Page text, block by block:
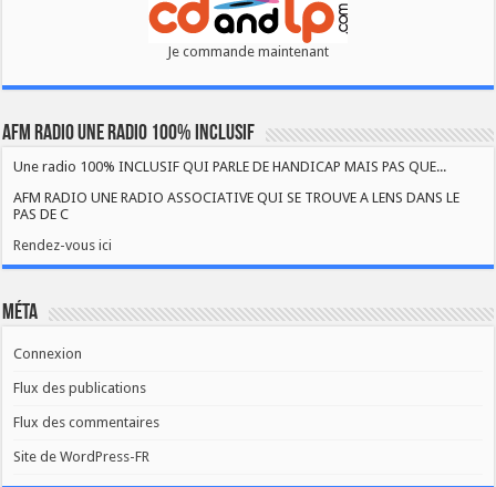
Je commande maintenant
AFM RADIO UNE RADIO 100% INCLUSIF
Une radio 100% INCLUSIF QUI PARLE DE HANDICAP MAIS PAS QUE...
AFM RADIO UNE RADIO ASSOCIATIVE QUI SE TROUVE A LENS DANS LE
PAS DE C
Rendez-vous ici
Méta
Connexion
Flux des publications
Flux des commentaires
Site de WordPress-FR